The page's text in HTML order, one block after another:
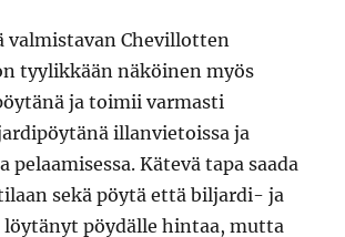
valmistavan Chevillotten
tyylikkään näköinen myös
ja toimii varmasti
illanvietoissa ja
pelaamisessa. Kätevä tapa saada
sekä pöytä että biljardi- ja
löytänyt pöydälle hintaa, mutta